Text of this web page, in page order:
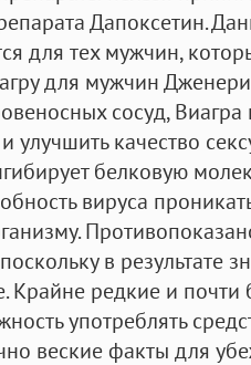
Дапоксетин.
для тех мужчин,
для мужчин
сосуд,
улучшить качество
белковую
вируса
в результате
Крайне редкие и
употреблять
веские факты для